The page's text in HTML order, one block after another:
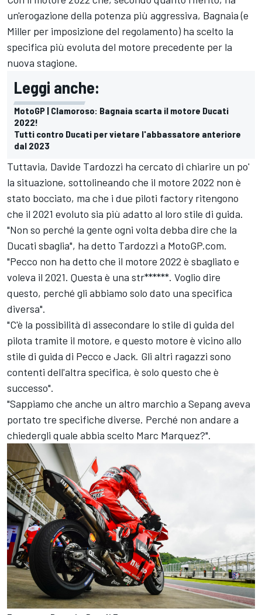
un'erogazione della potenza più aggressiva, Bagnaia (e
Miller per imposizione del regolamento) ha scelto la
specifica più evoluta del motore precedente per la
nuova stagione.
Leggi anche:
MotoGP | Clamoroso: Bagnaia scarta il motore Ducati
2022!
Tutti contro Ducati per vietare l'abbassatore anteriore
dal 2023
Tuttavia, Davide Tardozzi ha cercato di chiarire un po'
la situazione, sottolineando che il motore 2022 non è
stato bocciato, ma che i due piloti factory ritengono
che il 2021 evoluto sia più adatto al loro stile di guida.
"Non so perché la gente ogni volta debba dire che la
Ducati sbaglia", ha detto Tardozzi a MotoGP.com.
"Pecco non ha detto che il motore 2022 è sbagliato e
voleva il 2021. Questa è una str******. Voglio dire
questo, perché gli abbiamo solo dato una specifica
diversa".
"C'è la possibilità di assecondare lo stile di guida del
pilota tramite il motore, e questo motore è vicino allo
stile di guida di Pecco e Jack. Gli altri ragazzi sono
contenti dell'altra specifica, è solo questo che è
successo".
"Sappiamo che anche un altro marchio a Sepang aveva
portato tre specifiche diverse. Perché non andare a
chiedergli quale abbia scelto Marc Marquez?".